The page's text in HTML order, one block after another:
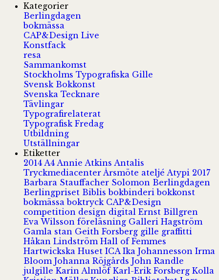
Kategorier
Berlingdagen
bokmässa
CAP&Design Live
Konstfack
resa
Sammankomst
Stockholms Typografiska Gille
Svensk Bokkonst
Svenska Tecknare
Tävlingar
Typografirelaterat
Typografisk Fredag
Utbildning
Utställningar
Etiketter
2014 A4 Annie Atkins Antalis
Tryckmediacenter Årsmöte ateljé Atypi 2017
Barbara Stauffacher Solomon Berlingdagen
Berlingpriset Biblisbokbinderibokkonst
bokmässaboktryck CAP&Design
competition design digital Ernst Billgren
Eva Wilsson föreläsning Galleri Hagström
Gamla stan Geith Forsberg gille graffitti
Håkan Lindström Hall of Femmes
Hartwickska Huset ICA Ika Johannesson Irma
Bloom Johanna Röjgårds John Randle
julgille Karin Almlöf Karl-Erik Forsberg Kolla